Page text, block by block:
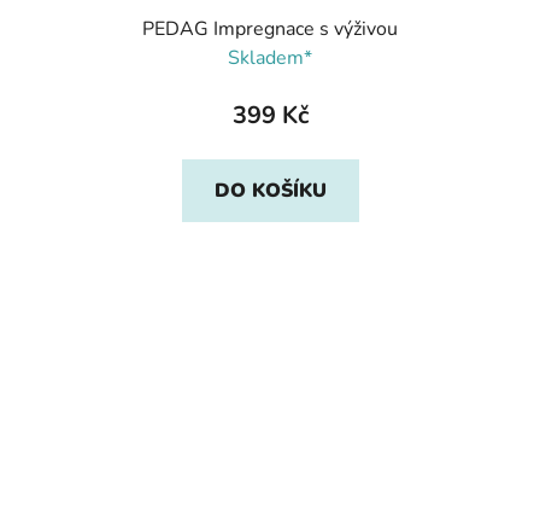
PEDAG Impregnace s výživou
Skladem*
399 Kč
DO KOŠÍKU